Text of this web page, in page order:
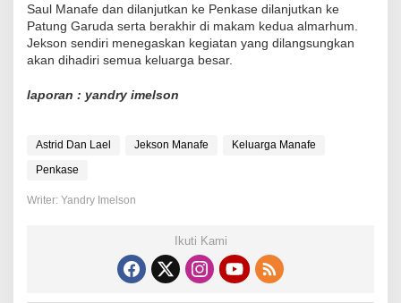
Saul Manafe dan dilanjutkan ke Penkase dilanjutkan ke
Patung Garuda serta berakhir di makam kedua almarhum.
Jekson sendiri menegaskan kegiatan yang dilangsungkan
akan dihadiri semua keluarga besar.
laporan : yandry imelson
Astrid Dan Lael Jekson Manafe
Keluarga Manafe
Penkase
Writer: Yandry Imelson
Ikuti Kami